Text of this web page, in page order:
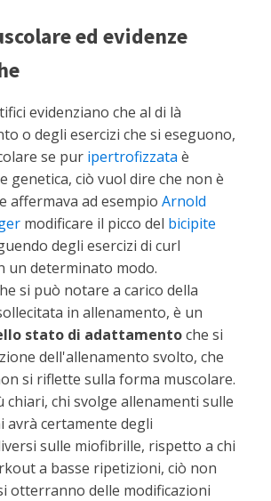
ed evidenze
evidenziano che al di là
o degli esercizi che si eseguono,
se pur ipertrofizzata è
genetica, ciò vuol dire che non è
affermava ad esempio Arnold
modificare il picco del bicipite
degli esercizi di curl
un determinato modo.
si può notare a carico della
in allenamento, è un
stato di adattamentoche si
dell'allenamento svolto, che
si riflette sulla forma muscolare.
chiari, chi svolge allenamenti sulle
avrà certamente degli
sulle miofibrille, rispetto a chi
a basse ripetizioni, ciò non
otterranno delle modificazioni